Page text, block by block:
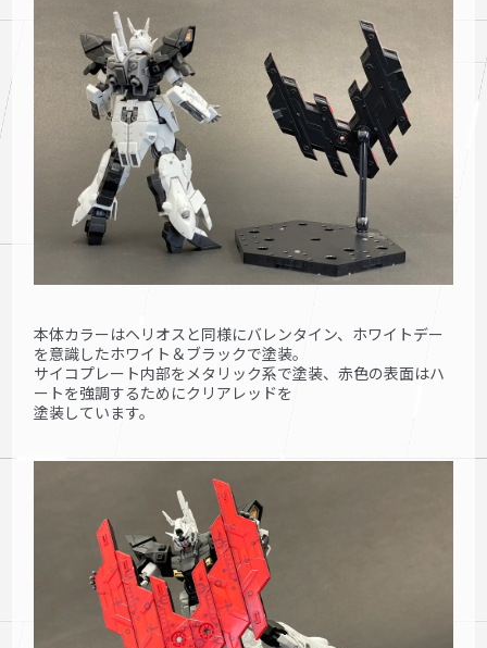
本体カラーはヘリオスと同様にバレンタイン、ホワイトデー
を意識したホワイト＆ブラックで塗装。
サイコプレート内部をメタリック系で塗装、赤色の表面はハ
ートを強調するためにクリアレッドを
塗装しています。